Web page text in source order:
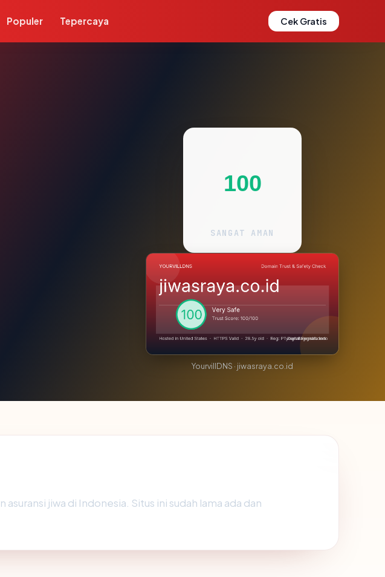
Populer Tepercaya Cek Gratis
100
SANGAT AMAN
YourvillDNS · jiwasraya.co.id
jiwa di Indonesia. Situs ini sudah lama ada dan